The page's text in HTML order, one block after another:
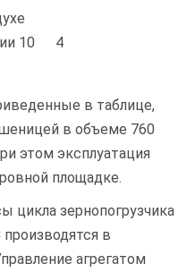
10
4
в таблице,
в объеме 760
этом эксплуатация
площадке.
цикла зернопогрузчика
в
агрегатом